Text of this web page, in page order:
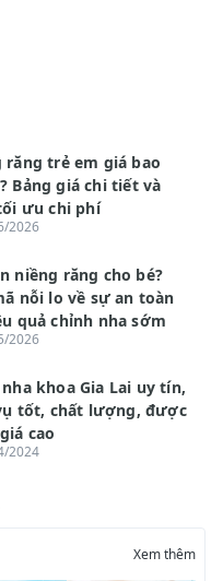
răng trẻ em giá bao
Bảng giá chi tiết và
ưu chi phí
2026
niềng răng cho bé?
nỗi lo về sự an toàn
quả chỉnh nha sớm
2026
nha khoa Gia Lai uy tín,
tốt, chất lượng, được
cao
2024
Xem thêm